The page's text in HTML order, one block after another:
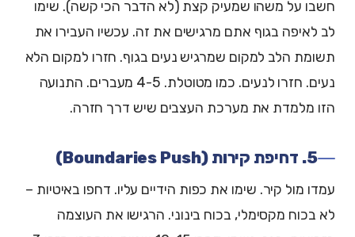
חשבו על משהו שמעיק קצת (לא הדבר הכי קשה). שימו
לב לאיפה בגוף אתם מרגישים את זה. עכשיו העבירו את
תשומת הלב למקום שמרגיש נעים בגוף. חזרו למקום הלא
נעים. חזרו לנעים. כמו מטוטלת. 4-5 מעברים. התנועה
הזו מלמדת את מערכת העצבים שיש דרך חזרה.
5. דחיפת קירות (Boundaries Push)
עמדו מול קיר. שימו את כפות הידיים עליו. דחפו באיטיות –
לא בכוח מקסימלי, בכוח בינוני. הרגישו את העוצמה